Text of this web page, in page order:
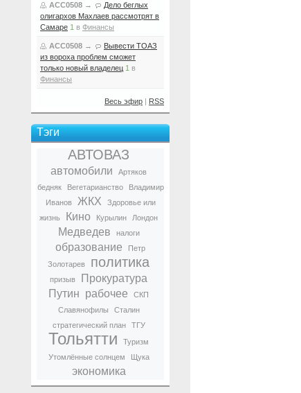
ACC0508 →
Дело беглых
олигархов Махлаев рассмотрят в
Самаре 1 в Финансы
ACC0508 →
Вывести ТОАЗ
из вороха проблем сможет
только новый владелец 1 в
Финансы
Весь эфир | RSS
Тэги
АВТОВАЗ
автомобили
Артяков
бедняк
Вегетарианство
Владимир
Иванов
ЖКХ
Здоровье или
жизнь
Кино Курылин Лондон
Медведев налоги
образование
Петр
Золотарев
политика
призыв
Прокуратура
Путин рабочее
СКП
Славянофилы
Сталин
стратегический план
ТГУ
Тольятти
Туризм
Утомлённые солнцем
Щука
экономика